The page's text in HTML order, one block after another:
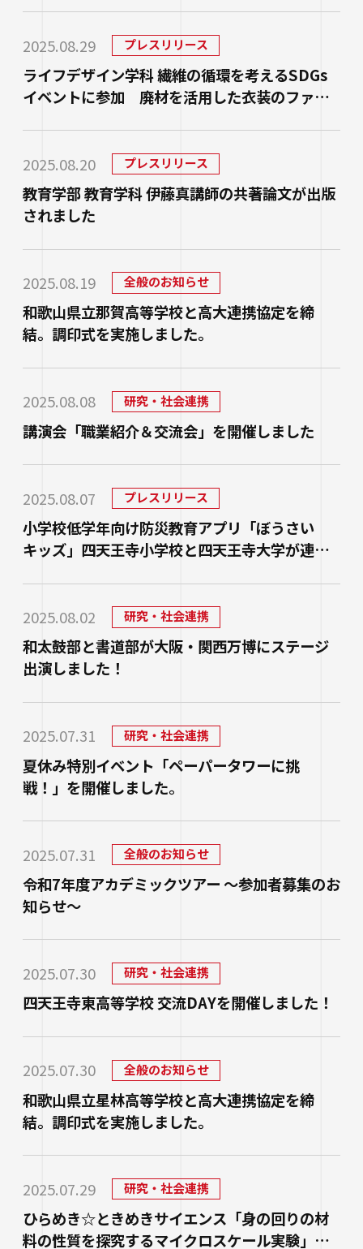
学生広報スタッフ
大学へのご寄付について
交通アクセス
キャンパスマップ・施設紹介
大学広報・報道関係
大学広報
報道関係／取材等のお問い合わせ
社会学部人間福祉学科（2026年度以前入学
経営学部（2026年度以前入学生）
大学院
短期大学部
クラス担任制
学生サポートフロア
障害学生支援
保健センター
性の多様性についての基本方針
ハラスメントに関する相談
生活支援
スクールバス
駐車場利用
学生寮
アルバイト紹介
落とし物・忘れ物
学内で地震が発生したら
キャリア教育
免許・資格
進路状況
人事採用ご担当の方へ
仏教文化研究所
学内研究費
研究倫理審査
地域連携・研究推進センター
自治体・企業・団体との連携協定一覧
みらい科学教育推進室
看護実践開発研究センター ～実施プログラム
生涯学習・公開講座
公開シンポジウム
その他の公開講座
海外渡航プログラム
キャンパスで国際交流
奨学金
四天王寺東高等学校／中学校
四天王寺小学校
四天王寺大学同窓会
ハルカス大学
企業・一般の方
ご寄付をお考えの方へ
教職員サイト
学生ポータルサイト
各種証明書の申請
四天王寺大学公式SNS
LINE Instagram YouTube X Facebook
2025.08.29
プレスリリース
ライフデザイン学科 繊維の循環を考えるSDGs
イベントに参加 廃材を活用した衣装のファッ
2025.08.20 プレスリリース
教育学部 教育学科 伊藤真講師の共著論文が出版
されました
2025.08.19 全般のお知らせ
和歌山県立那賀高等学校と高大連携協定を締
結。調印式を実施しました。
2025.08.08 研究・社会連携
講演会「職業紹介＆交流会」を開催しました
2025.08.07 プレスリリース
小学校低学年向け防災教育アプリ「ぼうさい
キッズ」四天王寺小学校と四天王寺大学が連携
2025.08.02 研究・社会連携
和太鼓部と書道部が大阪・関西万博にステージ
出演しました！
2025.07.31 研究・社会連携
夏休み特別イベント「ペーパータワーに挑
戦！」を開催しました。
2025.07.31 全般のお知らせ
令和7年度アカデミックツアー ～参加者募集のお
知らせ～
2025.07.30 研究・社会連携
四天王寺東高等学校 交流DAYを開催しました！
2025.07.30 全般のお知らせ
和歌山県立星林高等学校と高大連携協定を締
結。調印式を実施しました。
2025.07.29 研究・社会連携
ひらめき☆ときめきサイエンス「身の回りの材
料の性質を探究するマイクロスケール実験」を